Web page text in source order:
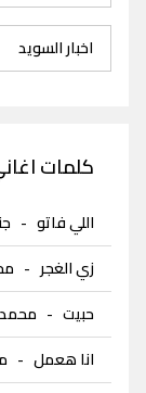
اخبار السويد
كلمات اغاني
اللي فاتو -
زي الغجر -
حبيت -
انا هعمل -